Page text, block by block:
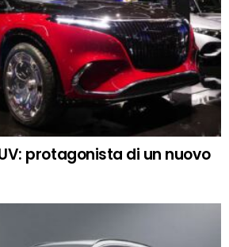
protagonista di un nuovo